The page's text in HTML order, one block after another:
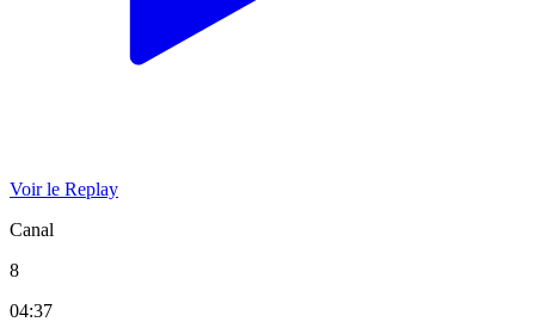
Voir le Replay
Canal
8
04:37